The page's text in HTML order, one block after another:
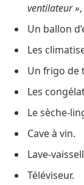
ventilateur »
Un ballon
Les
Un frigo de
Les
Le sèche-
Cave à vin.
Lave-
Téléviseur.